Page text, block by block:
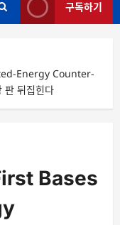
구독하기
Energy Counter-
뒤집힌다
Bases